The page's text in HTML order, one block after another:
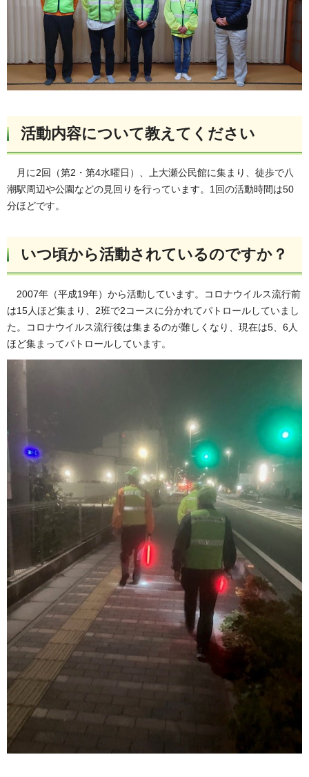
活動内容について教えてください
月に2回（第2・第4水曜日）、上大瀬公民館に集まり、徒歩で八
潮駅周辺や公園などの見回りを行っています。1回の活動時間は50
分ほどです。
いつ頃から活動されているのですか？
2007年（平成19年）から活動しています。コロナウイルス流行前
は15人ほど集まり、2班で2コースに分かれてパトロールしていまし
た。コロナウイルス流行後は集まるのが難しくなり、現在は5、6人
ほど集まってパトロールしています。